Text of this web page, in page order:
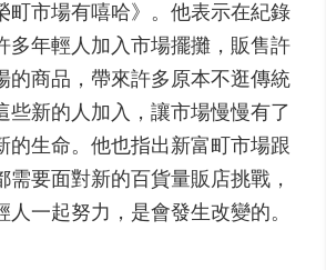
町市場有嘻哈》。他表示在紀錄
多年輕人加入市場擺攤，販售許
的商品，帶來許多原本不逛傳統
些新的人加入，讓市場慢慢有了
的生命。他也指出新富町市場跟
需要面對新的百貨量販店挑戰，
一起努力，是會發生改變的。